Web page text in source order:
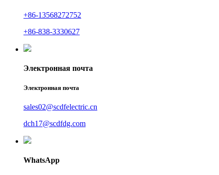
+86-13568272752
+86-838-3330627
Электронная почта
Электронная почта
sales02@scdfelectric.cn
dch17@scdfdg.com
WhatsApp